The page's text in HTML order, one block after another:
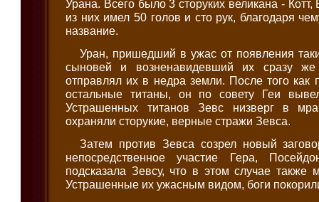
Урана. Всего было 3 сторуких великана -
из них имел 50 голов и сто рук, благодаря
название.
Уран, пришедший в ужас от появления
сыновей и возненавидевший их сразу
отправлял их в недра земли. После того как
остальные титаны, он по совету Геи
Устрашенных титанов Зевс низверг в
охраняли сторукие, верные стражи Зевса.
Затем против Зевса созрел новый
непосредственное участие Гера,
подсказала Зевсу, что в этом случае также
Устрашенные их ужасным видом, боги